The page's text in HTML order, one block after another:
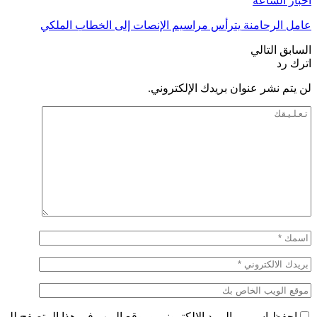
عامل الرحامنة يترأس مراسيم الإنصات إلى الخطاب الملكي
السابق التالي
اترك رد
لن يتم نشر عنوان بريدك الإلكتروني.